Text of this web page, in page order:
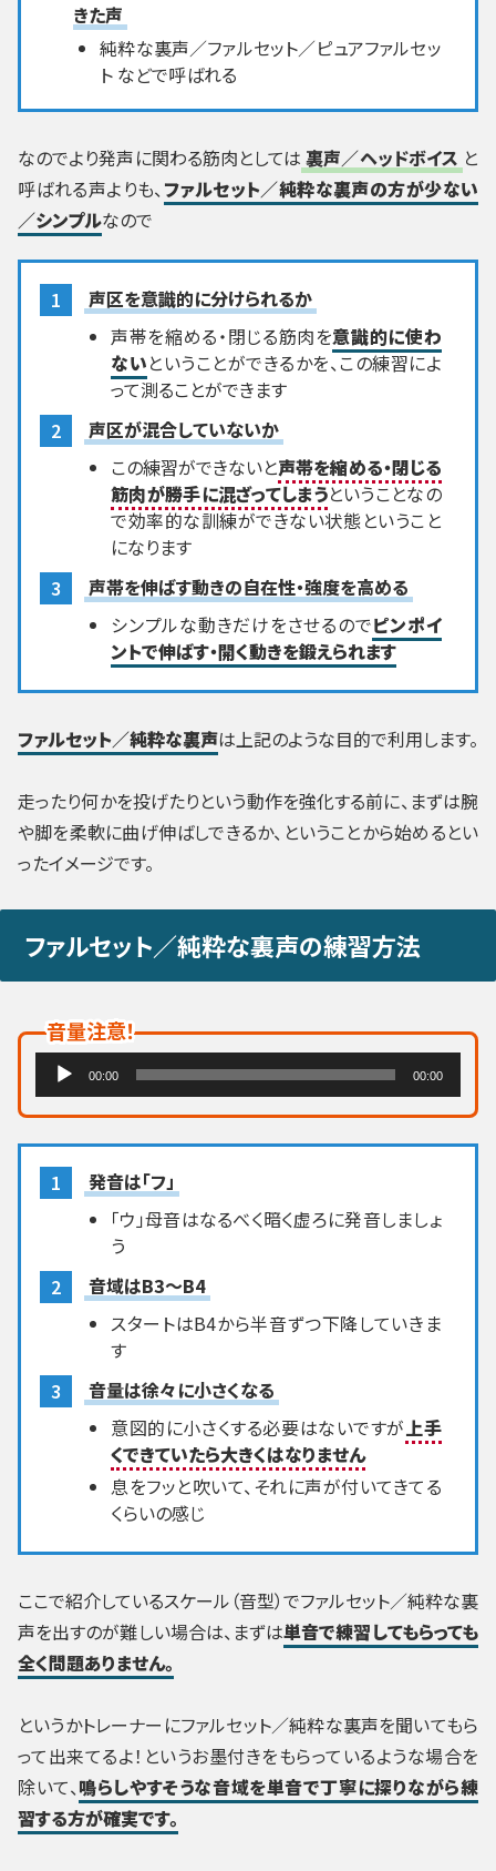
きた声
純粋な裏声／ファルセット／ピュアファルセッ
ト などで呼ばれる
なのでより発声に関わる筋肉としては 裏声／ヘッドボイス と
呼ばれる声よりも、ファルセット／純粋な裏声の方が少ない
／シンプルなので
声区を意識的に分けられるか
声帯を縮める・閉じる筋肉を意識的に使わ
ないということができるかを、この練習によ
って測ることができます
声区が混合していないか
この練習ができないと声帯を縮める・閉じる
筋肉が勝手に混ざってしまうということなの
で効率的な訓練ができない状態ということ
になります
声帯を伸ばす動きの自在性・強度を高める
シンプルな動きだけをさせるのでピンポイ
ントで伸ばす・開く動きを鍛えられます
ファルセット／純粋な裏声は上記のような目的で利用します。
走ったり何かを投げたりという動作を強化する前に、まずは腕
や脚を柔軟に曲げ伸ばしできるか、ということから始めるとい
ったイメージです。
ファルセット／純粋な裏声の練習方法
音量注意！
声
レ
00:00 00:00
発音は「フ」
「ウ」母音はなるべく暗く虚ろに発音しましょ
う
音域はB3～B4
スタートはB4から半音ずつ下降していきま
す
音量は徐々に小さくなる
意図的に小さくする必要はないですが上手
くできていたら大きくはなりません
息をフッと吹いて、それに声が付いてきてる
くらいの感じ
ここで紹介しているスケール（音型）でファルセット／純粋な裏
声を出すのが難しい場合は、まずは単音で練習してもらっても
全く問題ありません。
というかトレーナーにファルセット／純粋な裏声を聞いてもら
って出来てるよ！というお墨付きをもらっているような場合を
除いて、鳴らしやすそうな音域を単音で丁寧に探りながら練
習する方が確実です。